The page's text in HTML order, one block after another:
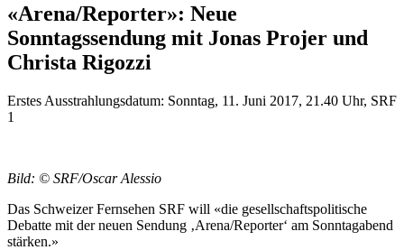
«Arena/Reporter»: Neue
Sonntagssendung mit Jonas Projer und
Christa Rigozzi
Erstes Ausstrahlungsdatum: Sonntag, 11. Juni 2017, 21.40 Uhr, SRF
1
Bild: © SRF/Oscar Alessio
Das Schweizer Fernsehen SRF will «die gesellschaftspolitische
Debatte mit der neuen Sendung ‚Arena/Reporter‘ am Sonntagabend
stärken.»